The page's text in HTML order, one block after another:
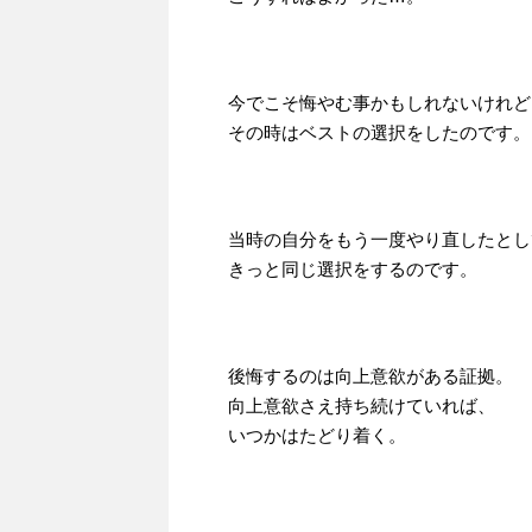
今でこそ悔やむ事かもしれないけれど
その時はベストの選択をしたのです。
当時の自分をもう一度やり直したと
きっと同じ選択をするのです。
後悔するのは向上意欲がある証拠。
向上意欲さえ持ち続けていれば、
いつかはたどり着く。